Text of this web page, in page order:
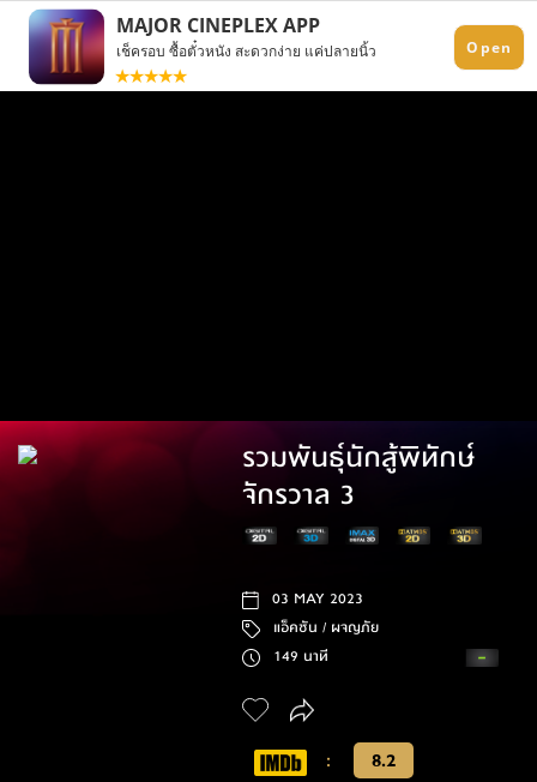
รวมพันธุ์นักสู้พิทักษ์
จักรวาล 3
03 MAY 2023
แอ็คชัน / ผจญภัย
149 นาที
:
8.2